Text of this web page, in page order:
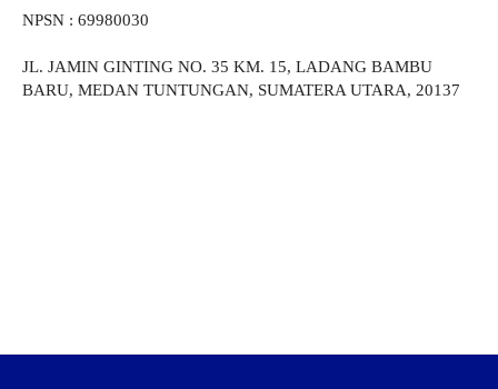
NPSN : 69980030
JL. JAMIN GINTING NO. 35 KM. 15, LADANG BAMBU
BARU, MEDAN TUNTUNGAN, SUMATERA UTARA, 20137